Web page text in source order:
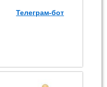
Телеграм-бот